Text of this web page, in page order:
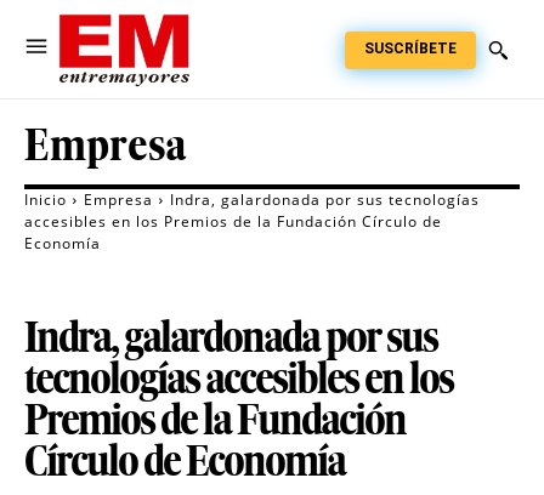
SUSCRÍBETE
Empresa
Inicio Empresa
Indra, galardonada por sus tecnologías
accesibles en los Premios de la Fundación Círculo de
Economía
Indra, galardonada por sus
tecnologías accesibles en los
Premios de la Fundación
Círculo de Economía